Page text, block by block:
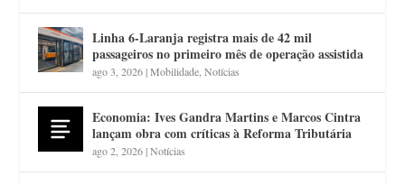
Linha 6-Laranja registra mais de 42 mil
passageiros no primeiro mês de operação assistida
ago 3, 2026|Mobilidade ,Notícias
Economia: Ives Gandra Martins e Marcos Cintra
lançam obra com críticas à Reforma Tributária
ago 2, 2026|Notícias